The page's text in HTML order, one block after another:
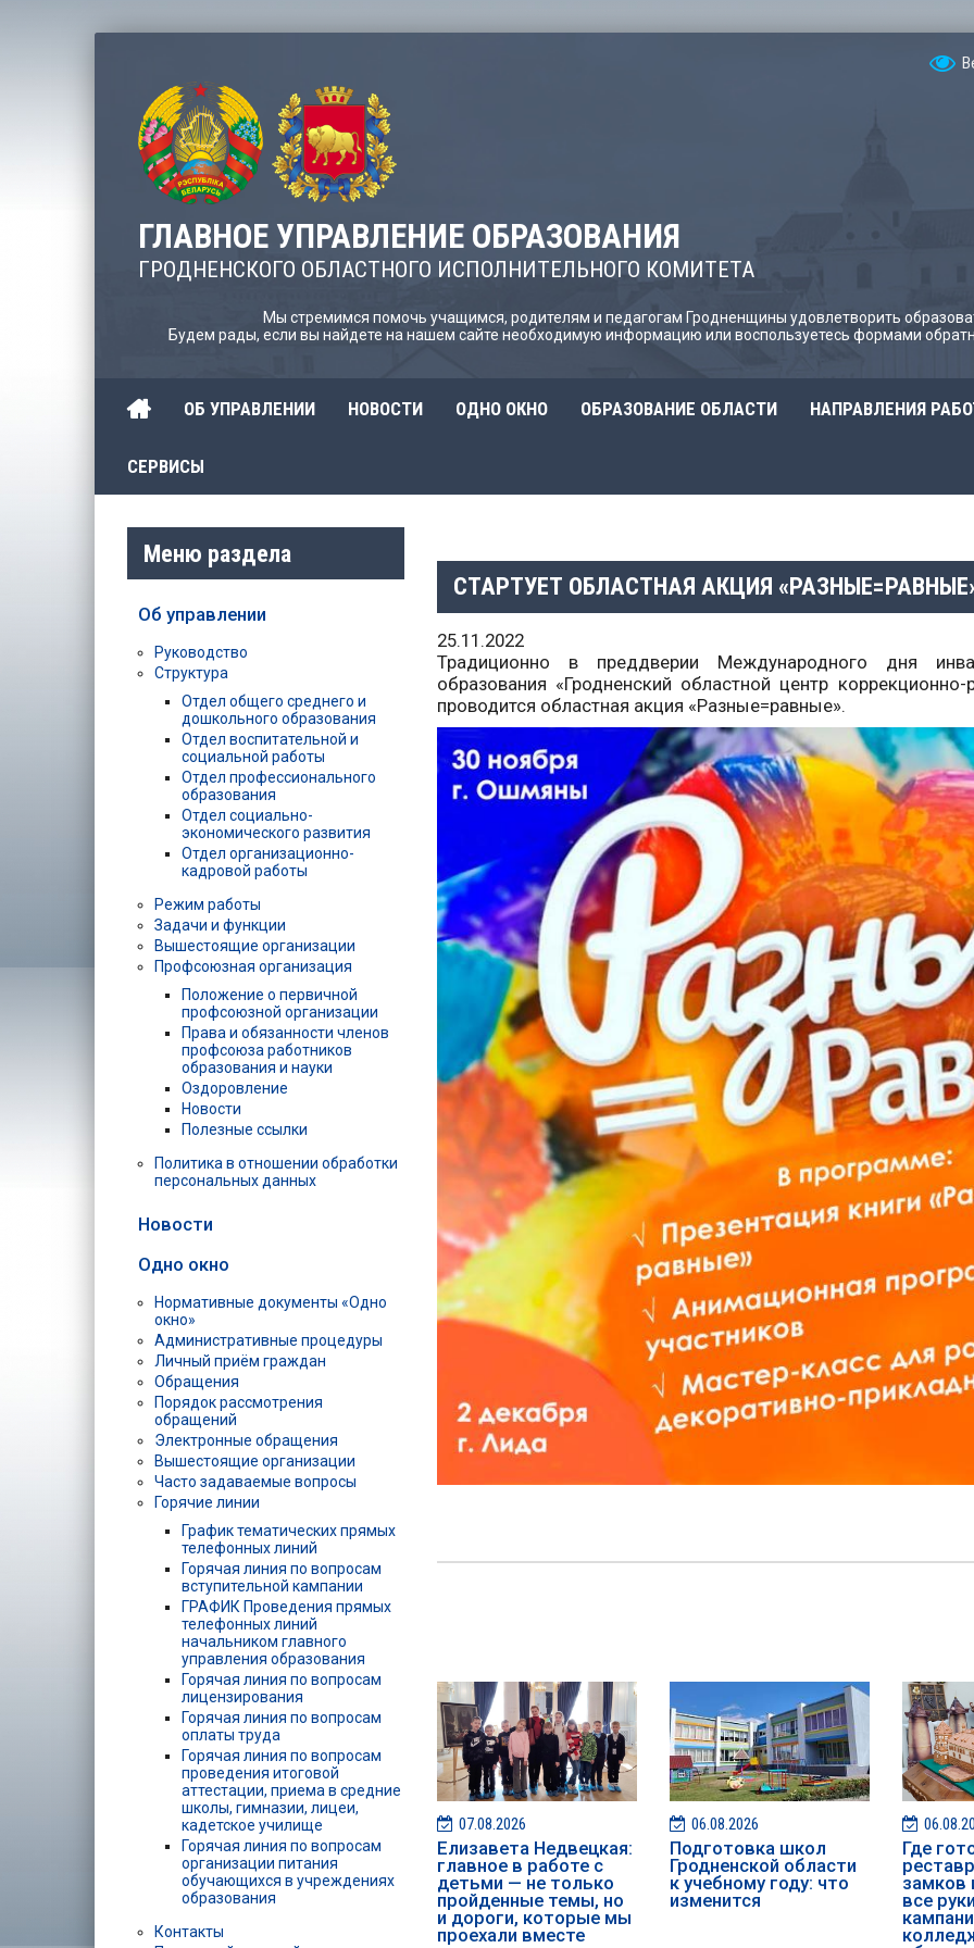
ГЛАВНОЕ УПРАВЛЕНИЕ ОБРАЗОВАНИЯ
ГРОДНЕНСКОГО ОБЛАСТНОГО ИСПОЛНИТЕЛЬНОГО КОМИТЕТА
Мы стремимся помочь учащимся, родителям и педагогам Гродненщины удовлетворить
Будем рады, если вы найдете на нашем сайте необходимую информацию или воспользуетесь формами
ОБ УПРАВЛЕНИИ НОВОСТИ ОДНО ОКНО ОБРАЗОВАНИЕ ОБЛАСТИ НАПРАВЛЕНИЯ
СЕРВИСЫ
СТАРТУЕТ ОБЛАСТНАЯ АКЦИЯ
25.11.2022
Традиционно в преддверии Международного дня
образования «Гродненский областной центр
проводится областная акция «Разные=равные».
07.08.2026
Елизавета Недвецкая:
главное в работе с
детьми — не только
пройденные темы, но
и дороги, которые мы
проехали вместе
06.08.2026
Подготовка школ
Гродненской области
к учебному году: что
изменится
Где
замков
все
Меню раздела
Об управлении
Руководство
Структура
Отдел общего среднего и
дошкольного образования
Отдел воспитательной и
социальной работы
Отдел профессионального
образования
Отдел социально-
экономического развития
Отдел организационно-
кадровой работы
Режим работы
Задачи и функции
Вышестоящие организации
Профсоюзная организация
Положение о первичной
профсоюзной организации
Права и обязанности членов
профсоюза работников
образования и науки
Оздоровление
Новости
Полезные ссылки
Политика в отношении обработки
персональных данных
Новости
Одно окно
Нормативные документы «Одно
окно»
Административные процедуры
Личный приём граждан
Обращения
Порядок рассмотрения
обращений
Электронные обращения
Вышестоящие организации
Часто задаваемые вопросы
Горячие линии
График тематических прямых
телефонных линий
Горячая линия по вопросам
вступительной кампании
ГРАФИК Проведения прямых
телефонных линий
начальником главного
управления образования
Горячая линия по вопросам
лицензирования
Горячая линия по вопросам
оплаты труда
Горячая линия по вопросам
проведения итоговой
аттестации, приема в средние
школы, гимназии, лицеи,
кадетское училище
Горячая линия по вопросам
организации питания
обучающихся в учреждениях
образования
Контакты